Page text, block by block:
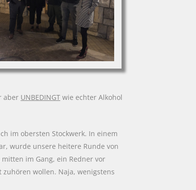
aber UNBEDINGT wie echter Alkohol
im obersten Stockwerk. In einem
wurde unsere heitere Runde von
im Gang, ein Redner vor
wollen. Naja, wenigstens